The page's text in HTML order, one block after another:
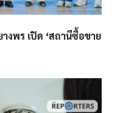
งพร เปิด ‘สถานีซื้อขาย